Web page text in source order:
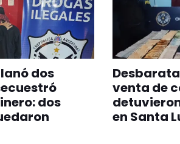
dos
dos
venta de
en Santa